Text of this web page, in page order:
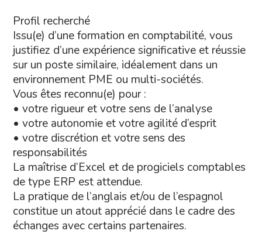
Profil recherché
Issu(e) d’une formation en comptabilité, vous
justifiez d’une expérience significative et réussie
sur un poste similaire, idéalement dans un
environnement PME ou multi-sociétés.
Vous êtes reconnu(e) pour :
• votre rigueur et votre sens de l’analyse
• votre autonomie et votre agilité d’esprit
• votre discrétion et votre sens des
responsabilités
La maîtrise d’Excel et de progiciels comptables
de type ERP est attendue.
La pratique de l’anglais et/ou de l’espagnol
constitue un atout apprécié dans le cadre des
échanges avec certains partenaires.